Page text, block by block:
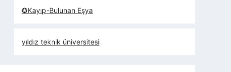
✪Kayıp-Bulunan Eşya
yıldız teknik üniversitesi